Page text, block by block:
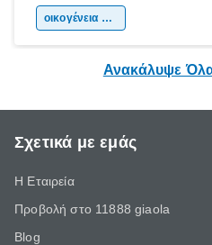
χώρας. Είτε πρόκειται για
οικογένεια & παιδί
Ανακάλυψε
Σχετικά με εμάς
Η Εταιρεία
Προβολή στο 11888 giaola
Blog